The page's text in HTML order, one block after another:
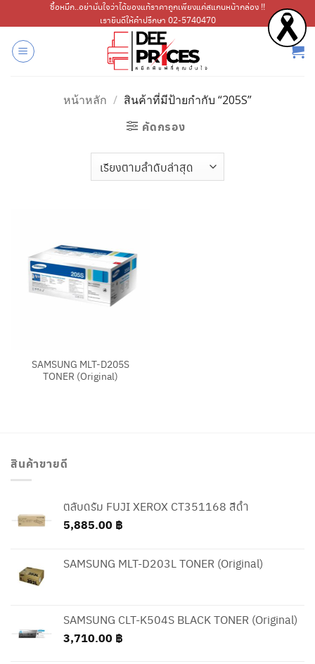
ไป
เนื้อหา
ซื้อหมึก..อย่ามั่นใจว่าได้ของแท้ราคาถูกเพียงแค่สแกนหน้ากล่อง !!
เรายินดีให้คำปรึกษา 02-5740470
หน้าหลัก / สินค้าที่มีป้ายกำกับ “205S”
คัดกรอง
SAMSUNG MLT-D205S
TONER (Original)
สินค้าขายดี
ตลับดรัม FUJI XEROX CT351168 สีดำ
5,885.00 ฿
SAMSUNG MLT-D203L TONER (Original)
SAMSUNG CLT-K504S BLACK TONER (Original)
3,710.00 ฿